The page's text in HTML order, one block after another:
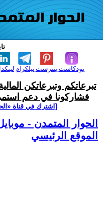
تيلكرامبنترست بودكاست
تبرعاتكم وتبرعاتكن
فشاركونا في دعم
[اشترك في قناة
الحوار المتمدن -
الموقع الرئيسي